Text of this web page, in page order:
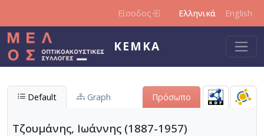
Είσοδος Ελληνικά English
ΚΕΜΚΑ
Default Graph Πρόσωπο
Τζουμάνης, Ιωάννης (1887-1957)